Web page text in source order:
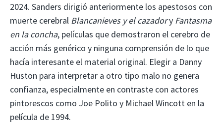
2024. Sanders dirigió anteriormente los apestosos con
muerte cerebral Blancanieves y el cazadory Fantasma
en la concha, películas que demostraron el cerebro de
acción más genérico y ninguna comprensión de lo que
hacía interesante el material original. Elegir a Danny
Huston para interpretar a otro tipo malo no genera
confianza, especialmente en contraste con actores
pintorescos como Joe Polito y Michael Wincott en la
película de 1994.